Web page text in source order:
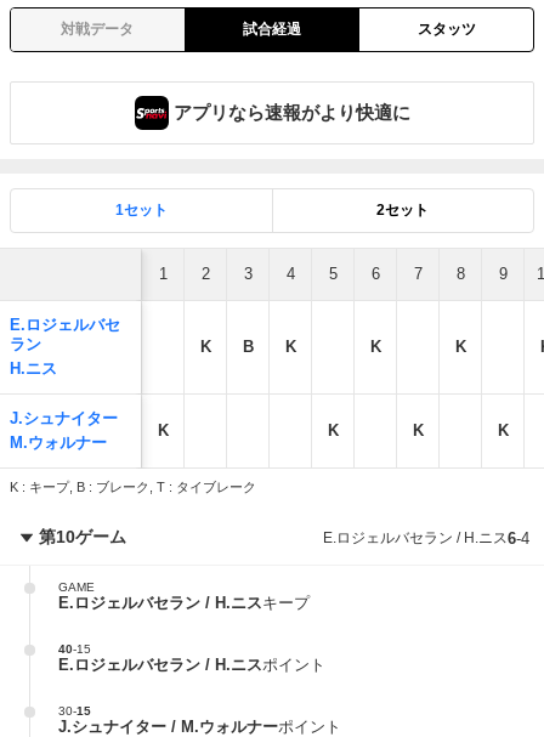
対戦データ 試合経過 スタッツ
アプリなら速報がより快適に
1セット 2セット
1 2 3 4 5 6 7 8 9
E.ロジェルバセ
ラン
H.ニス
K B K K K
J.シュナイター
M.ウォルナー
K K K K
K : キープ, B : ブレーク, T : タイブレーク
第10ゲーム E.ロジェルバセラン / H.ニス6-4
GAME
E.ロジェルバセラン / H.ニスキープ
40-15
E.ロジェルバセラン / H.ニスポイント
30-15
J.シュナイター / M.ウォルナーポイント